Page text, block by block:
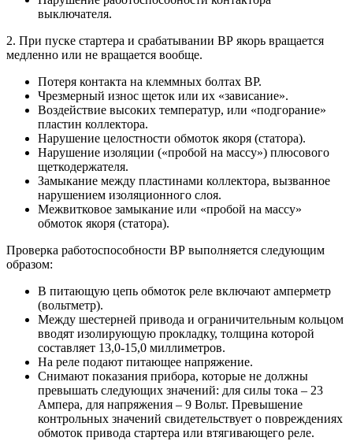
выключателя.
2. При пуске стартера и срабатывании ВР якорь вращается
медленно или не вращается вообще.
Потеря контакта на клеммных болтах ВР.
Чрезмерный износ щеток или их «зависание».
Воздействие высоких температур, или «подгорание»
пластин коллектора.
Нарушение целостности обмоток якоря (статора).
Нарушение изоляции («пробой на массу») плюсового
щеткодержателя.
Замыкание между пластинами коллектора, вызванное
нарушением изоляционного слоя.
Межвитковое замыкание или «пробой на массу»
обмоток якоря (статора).
Проверка работоспособности ВР выполняется следующим
образом:
В питающую цепь обмоток реле включают амперметр
(вольтметр).
Между шестерней привода и ограничительным кольцом
вводят изолирующую прокладку, толщина которой
составляет 13,0-15,0 миллиметров.
На реле подают питающее напряжение.
Снимают показания прибора, которые не должны
превышать следующих значений: для силы тока – 23
Ампера, для напряжения – 9 Вольт. Превышение
контрольных значений свидетельствует о повреждениях
обмоток привода стартера или втягивающего реле.